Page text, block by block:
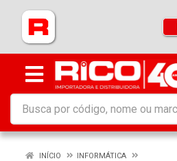
INÍCIO
INFORMÁTICA